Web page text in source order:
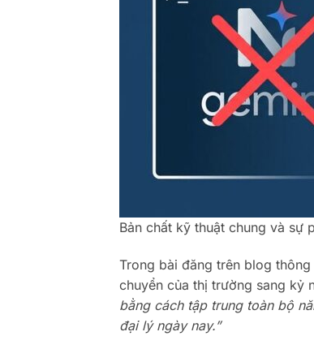
Bản chất kỹ thuật chung và sự
Trong bài đăng trên blog
chuyển của thị trường sang kỷ
bằng cách tập trung toàn bộ
đại lý ngày nay.”